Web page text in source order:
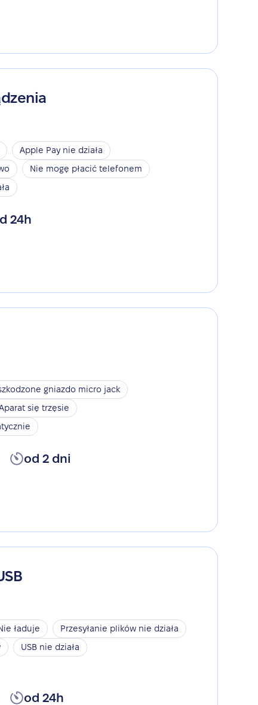
Apple Pay nie działa
Nie mogę płacić telefonem
24h
gniazdo micro jack
się trzęsie
od 2 dni
ładuje
Przesyłanie plików nie działa
USB nie działa
od 24h